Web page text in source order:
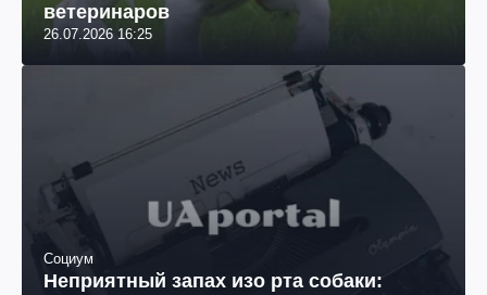
ветеринаров
26.07.2026 16:25
Социум
Неприятный запах изо рта собаки: